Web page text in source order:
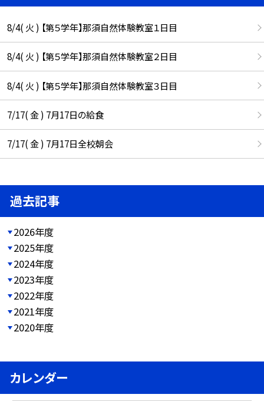
8/4( 火 ) 【第５学年】那須自然体験教室１日目
8/4( 火 ) 【第５学年】那須自然体験教室２日目
8/4( 火 ) 【第５学年】那須自然体験教室３日目
7/17( 金 ) 7月17日の給食
7/17( 金 ) 7月17日全校朝会
過去記事
2026年度
2025年度
2024年度
2023年度
2022年度
2021年度
2020年度
カレンダー